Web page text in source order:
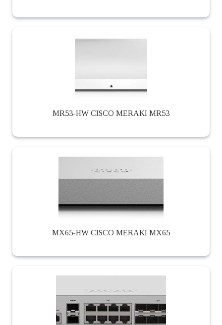
MR53-HW CISCO MERAKI MR53
MX65-HW CISCO MERAKI MX65